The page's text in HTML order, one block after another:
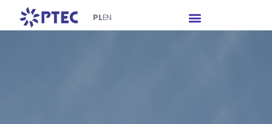
PLEN